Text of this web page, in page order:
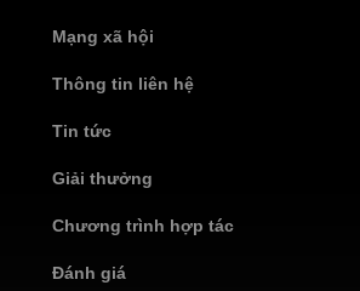
Mạng xã hội
Thông tin liên hệ
Tin tức
Giải thưởng
Chương trình hợp tác
Đánh giá